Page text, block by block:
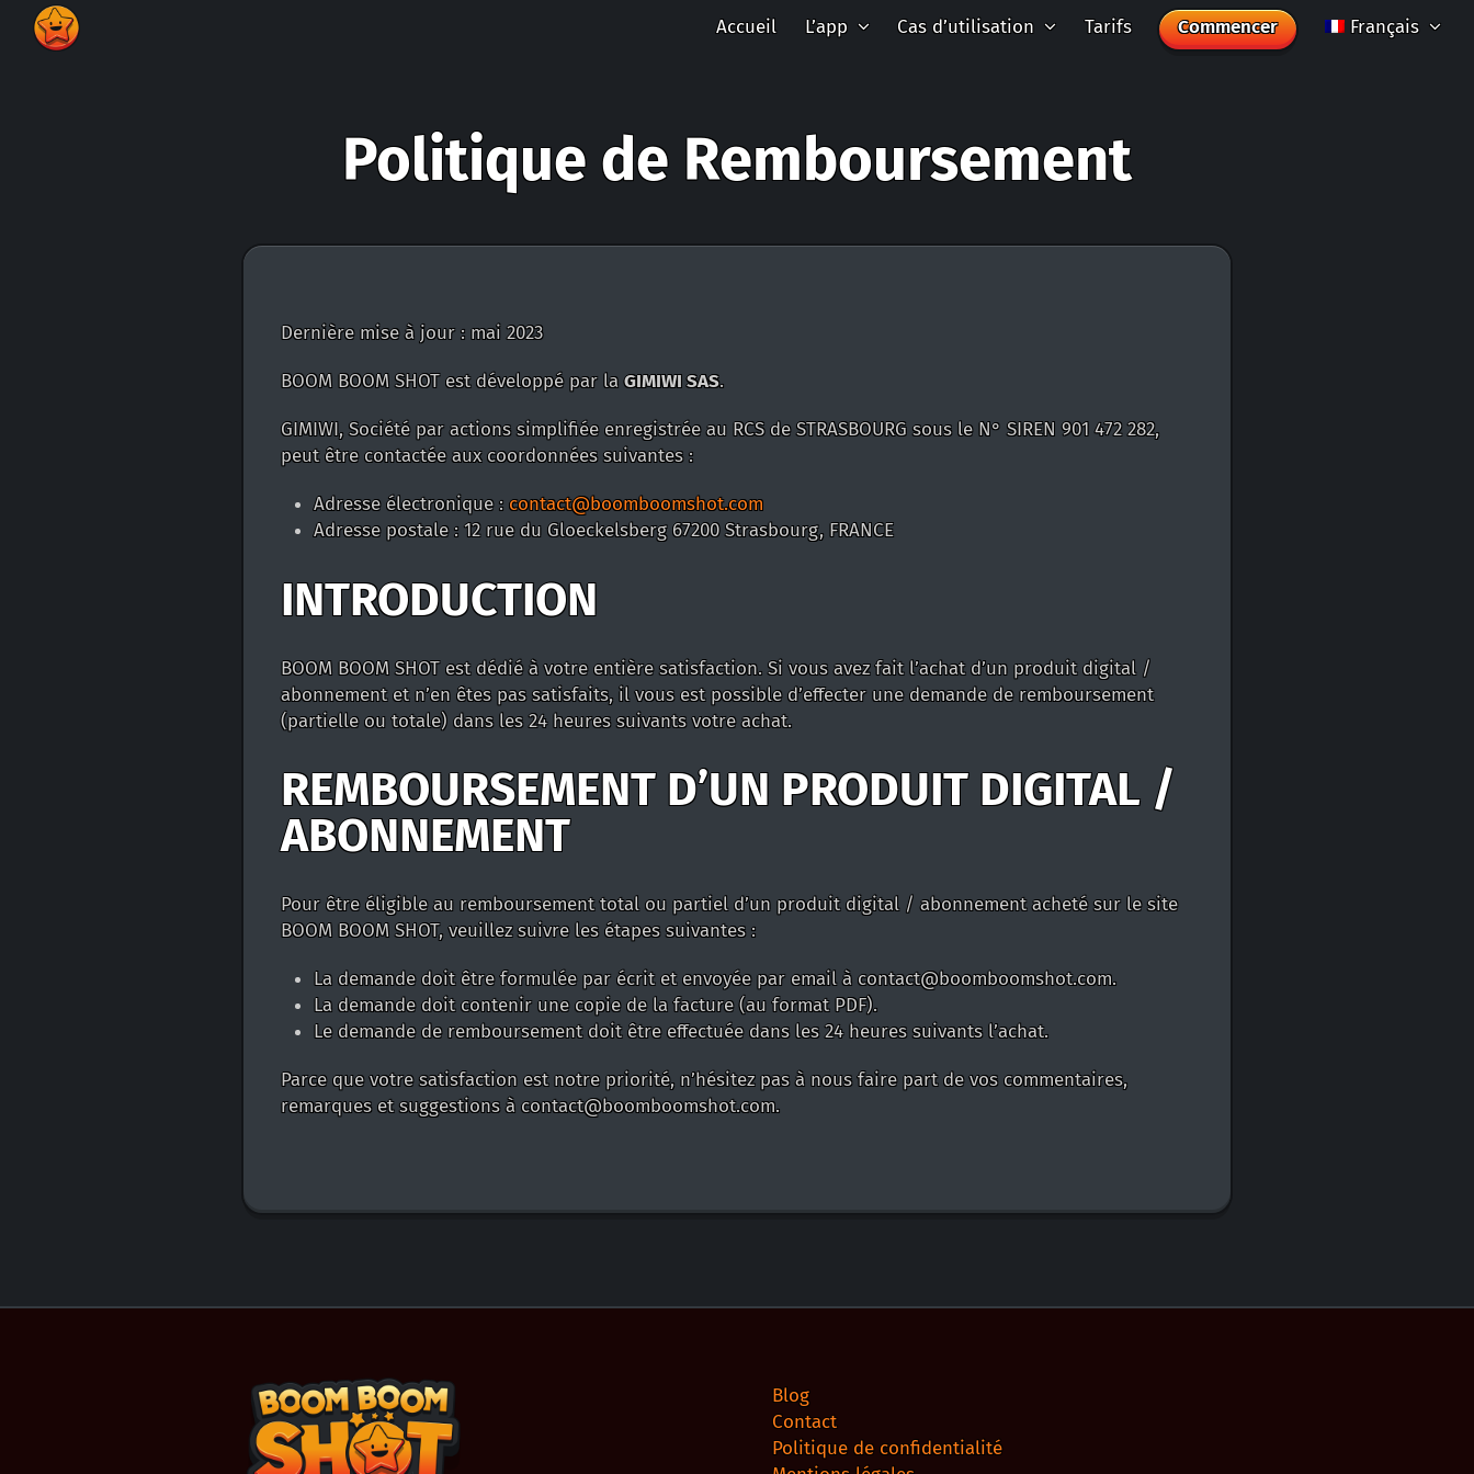
Accueil L’app Cas d’utilisation Tarifs Commencer Français
Politique de Remboursement
Dernière mise à jour : mai 2023
BOOM BOOM SHOT est développé par laGIMIWI SAS.
GIMIWI, Société par actions simplifiée enregistrée au RCS de STRASBOURG sous le N° SIREN 901 472 282,
peut être contactée aux coordonnées suivantes :
Adresse électronique : contact@boomboomshot.com
Adresse postale : 12 rue du Gloeckelsberg 67200 Strasbourg, FRANCE
INTRODUCTION
BOOM BOOM SHOT est dédié à votre entière satisfaction. Si vous avez fait l’achat d’un produit digital /
abonnement et n’en êtes pas satisfaits, il vous est possible d’effecter une demande de remboursement
(partielle ou totale) dans les 24 heures suivants votre achat.
REMBOURSEMENT D’UN PRODUIT DIGITAL /
ABONNEMENT
Pour être éligible au remboursement total ou partiel d’un produit digital / abonnement acheté sur le site
BOOM BOOM SHOT, veuillez suivre les étapes suivantes :
La demande doit être formulée par écrit et envoyée par email à contact@boomboomshot.com.
La demande doit contenir une copie de la facture (au format PDF).
Le demande de remboursement doit être effectuée dans les 24 heures suivants l’achat.
Parce que votre satisfaction est notre priorité, n’hésitez pas à nous faire part de vos commentaires,
remarques et suggestions à contact@boomboomshot.com.
Blog
Contact
Politique de confidentialité